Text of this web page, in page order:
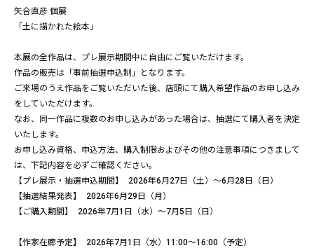
矢合直彦 個展
「土に描かれた絵本」
本展の全作品は、プレ展示期間中に自由にご覧いただけます。
作品の販売は「事前抽選申込制」となります。
ご来場のうえ作品をご覧いただいた後、店頭にて購入希望作品のお申し込み
をしていただけます。
なお、同一作品に複数のお申し込みがあった場合は、抽選にて購入者を決定
いたします。
お申し込み資格、申込方法、購入制限およびその他の注意事項につきまして
は、下記内容を必ずご確認ください。
【プレ展示・抽選申込期間】 2026年6月27日（土）～6月28日（日）
【抽選結果発表】 2026年6月29日（月）
【ご購入期間】 2026年7月1日（水）～7月5日（日）
【作家在廊予定】 2026年7月1日（水）11:00～16:00（予定）